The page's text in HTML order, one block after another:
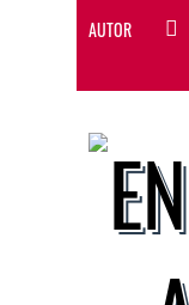
AUTOR